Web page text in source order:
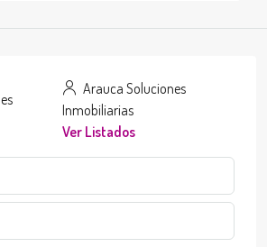
Arauca Soluciones
Inmobiliarias
Ver Listados